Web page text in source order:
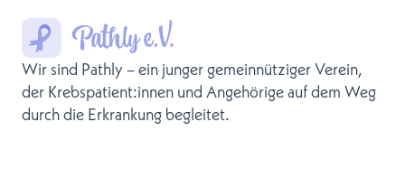
Wir sind Pathly – ein junger gemeinnütziger Verein,
der Krebspatient:innen und Angehörige auf dem Weg
durch die Erkrankung begleitet.